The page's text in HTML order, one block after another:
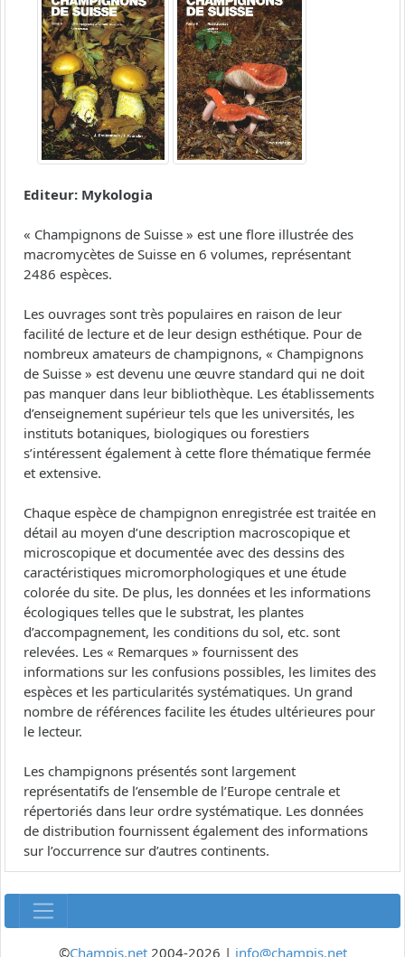
Editeur: Mykologia
« Champignons de Suisse » est une flore illustrée des
macromycètes de Suisse en 6 volumes, représentant
2486 espèces.
Les ouvrages sont très populaires en raison de leur
facilité de lecture et de leur design esthétique. Pour de
nombreux amateurs de champignons, « Champignons
de Suisse » est devenu une œuvre standard qui ne doit
pas manquer dans leur bibliothèque. Les établissements
d’enseignement supérieur tels que les universités, les
instituts botaniques, biologiques ou forestiers
s’intéressent également à cette flore thématique fermée
et extensive.
Chaque espèce de champignon enregistrée est traitée en
détail au moyen d’une description macroscopique et
microscopique et documentée avec des dessins des
caractéristiques micromorphologiques et une étude
colorée du site. De plus, les données et les informations
écologiques telles que le substrat, les plantes
d’accompagnement, les conditions du sol, etc. sont
relevées. Les « Remarques » fournissent des
informations sur les confusions possibles, les limites des
espèces et les particularités systématiques. Un grand
nombre de références facilite les études ultérieures pour
le lecteur.
Les champignons présentés sont largement
représentatifs de l’ensemble de l’Europe centrale et
répertoriés dans leur ordre systématique. Les données
de distribution fournissent également des informations
sur l’occurrence sur d’autres continents.
©Champis.net2004-2026 | info@champis.net